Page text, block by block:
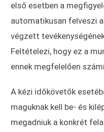
első esetben a
automatikusan felveszi
végzett
Feltételezi, hogy ez a
ennek megfelelően
A kézi időkövetők
maguknak kell be- és
megadniuk a konkrét